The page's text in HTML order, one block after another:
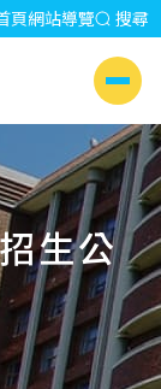
頁網站導覽 搜尋
側選單
生公